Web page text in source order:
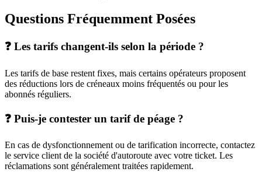
Questions Fréquemment Posées
❓ Les tarifs changent-ils selon la période ?
Les tarifs de base restent fixes, mais certains opérateurs proposent
des réductions lors de créneaux moins fréquentés ou pour les
abonnés réguliers.
❓ Puis-je contester un tarif de péage ?
En cas de dysfonctionnement ou de tarification incorrecte, contactez
le service client de la société d'autoroute avec votre ticket. Les
réclamations sont généralement traitées rapidement.